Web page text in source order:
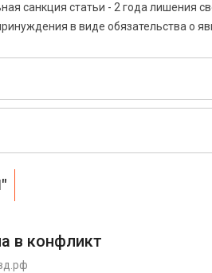
санкция статьи - 2 года лишения
в виде обязательства о
в конфликт